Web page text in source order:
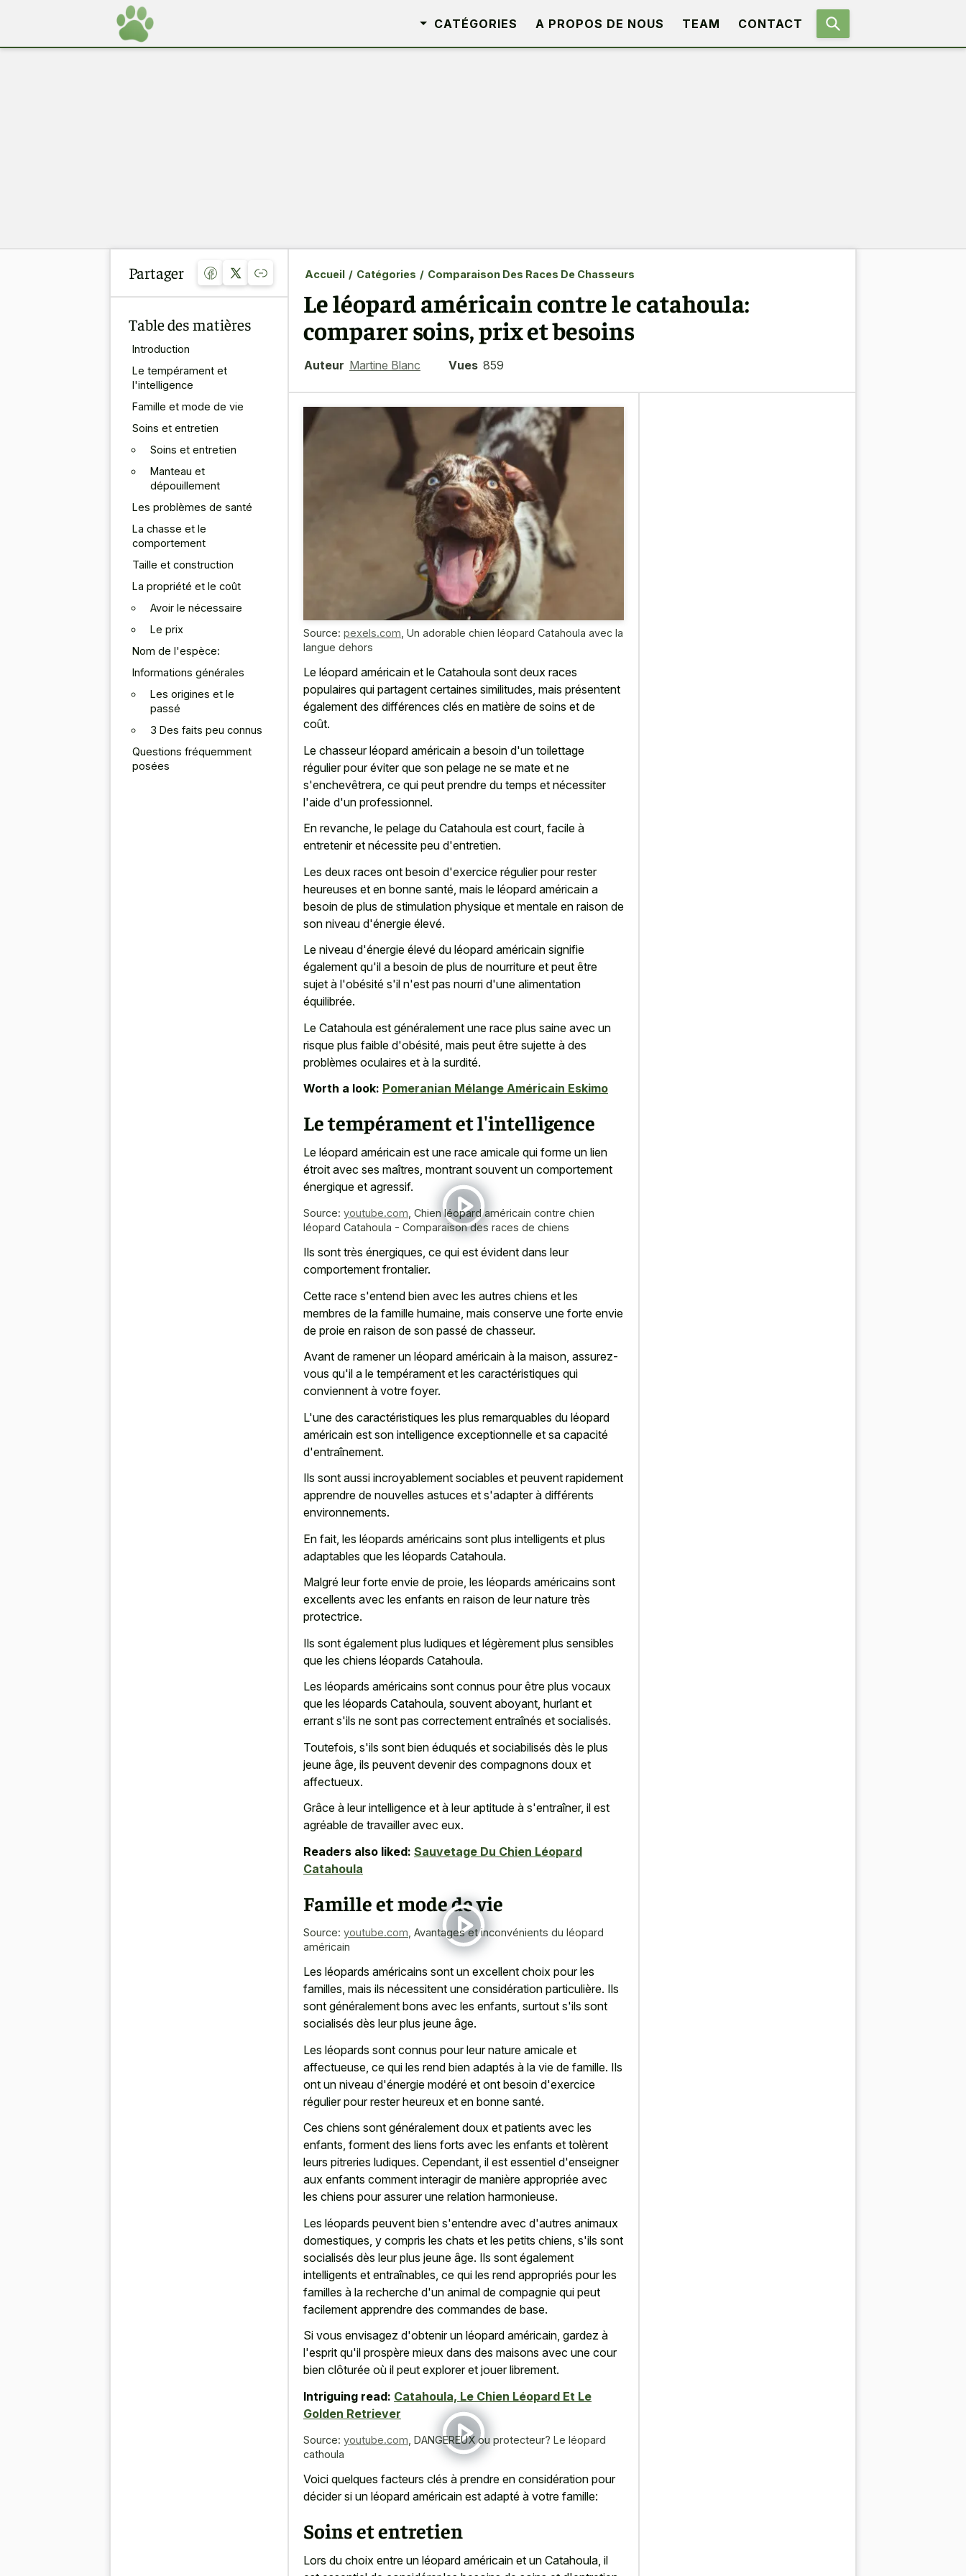
CATÉGORIES A PROPOS DE NOUS TEAM CONTACT
Partager
Table des matières
Introduction
Le tempérament et
l'intelligence
Famille et mode de vie
Soins et entretien
Soins et entretien
Manteau et
dépouillement
Les problèmes de santé
La chasse et le
comportement
Taille et construction
La propriété et le coût
Avoir le nécessaire
Le prix
Nom de l'espèce:
Informations générales
Les origines et le
passé
3 Des faits peu connus
Questions fréquemment
posées
Accueil / Catégories / Comparaison Des Races De Chasseurs
Le léopard américain contre le catahoula:
comparer soins, prix et besoins
Auteur Martine Blanc Vues 859
Source: pexels.com Un adorable chien léopard Catahoula avec la
langue dehors
Le léopard américain et le Catahoula sont deux races
populaires qui partagent certaines similitudes, mais présentent
également des différences clés en matière de soins et de
coût.
Le chasseur léopard américain a besoin d'un toilettage
régulier pour éviter que son pelage ne se mate et ne
s'enchevêtrera, ce qui peut prendre du temps et nécessiter
l'aide d'un professionnel.
En revanche, le pelage du Catahoula est court, facile à
entretenir et nécessite peu d'entretien.
Les deux races ont besoin d'exercice régulier pour rester
heureuses et en bonne santé, mais le léopard américain a
besoin de plus de stimulation physique et mentale en raison de
son niveau d'énergie élevé.
Le niveau d'énergie élevé du léopard américain signifie
également qu'il a besoin de plus de nourriture et peut être
sujet à l'obésité s'il n'est pas nourri d'une alimentation
équilibrée.
Le Catahoula est généralement une race plus saine avec un
risque plus faible d'obésité, mais peut être sujette à des
problèmes oculaires et à la surdité.
Worth a look: Pomeranian Mélange Américain Eskimo
Le tempérament et l'intelligence
Le léopard américain est une race amicale qui forme un lien
étroit avec ses maîtres, montrant souvent un comportement
énergique et agressif.
Source: youtube.com Chien léopard américain contre chien
léopard Catahoula - Comparaison des races de chiens
Ils sont très énergiques, ce qui est évident dans leur
comportement frontalier.
Cette race s'entend bien avec les autres chiens et les
membres de la famille humaine, mais conserve une forte envie
de proie en raison de son passé de chasseur.
Avant de ramener un léopard américain à la maison, assurez-
vous qu'il a le tempérament et les caractéristiques qui
conviennent à votre foyer.
L'une des caractéristiques les plus remarquables du léopard
américain est son intelligence exceptionnelle et sa capacité
d'entraînement.
Ils sont aussi incroyablement sociables et peuvent rapidement
apprendre de nouvelles astuces et s'adapter à différents
environnements.
En fait, les léopards américains sont plus intelligents et plus
adaptables que les léopards Catahoula.
Malgré leur forte envie de proie, les léopards américains sont
excellents avec les enfants en raison de leur nature très
protectrice.
Ils sont également plus ludiques et légèrement plus sensibles
que les chiens léopards Catahoula.
Les léopards américains sont connus pour être plus vocaux
que les léopards Catahoula, souvent aboyant, hurlant et
errant s'ils ne sont pas correctement entraînés et socialisés.
Toutefois, s'ils sont bien éduqués et sociabilisés dès le plus
jeune âge, ils peuvent devenir des compagnons doux et
affectueux.
Grâce à leur intelligence et à leur aptitude à s'entraîner, il est
agréable de travailler avec eux.
Readers also liked: Sauvetage Du Chien Léopard
Catahoula
Famille et mode de vie
Source: youtube.com Avantages et inconvénients du léopard
américain
Les léopards américains sont un excellent choix pour les
familles, mais ils nécessitent une considération particulière. Ils
sont généralement bons avec les enfants, surtout s'ils sont
socialisés dès leur plus jeune âge.
Les léopards sont connus pour leur nature amicale et
affectueuse, ce qui les rend bien adaptés à la vie de famille. Ils
ont un niveau d'énergie modéré et ont besoin d'exercice
régulier pour rester heureux et en bonne santé.
Ces chiens sont généralement doux et patients avec les
enfants, forment des liens forts avec les enfants et tolèrent
leurs pitreries ludiques. Cependant, il est essentiel d'enseigner
aux enfants comment interagir de manière appropriée avec
les chiens pour assurer une relation harmonieuse.
Les léopards peuvent bien s'entendre avec d'autres animaux
domestiques, y compris les chats et les petits chiens, s'ils sont
socialisés dès leur plus jeune âge. Ils sont également
intelligents et entraînables, ce qui les rend appropriés pour les
familles à la recherche d'un animal de compagnie qui peut
facilement apprendre des commandes de base.
Si vous envisagez d'obtenir un léopard américain, gardez à
l'esprit qu'il prospère mieux dans des maisons avec une cour
bien clôturée où il peut explorer et jouer librement.
Intriguing read: Catahoula, Le Chien Léopard Et Le
Golden Retriever
Source: youtube.com DANGEREUX ou protecteur? Le léopard
cathoula
Voici quelques facteurs clés à prendre en considération pour
décider si un léopard américain est adapté à votre famille:
Soins et entretien
Lors du choix entre un léopard américain et un Catahoula, il